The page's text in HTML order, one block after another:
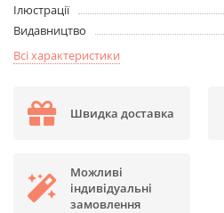
Ілюстрації
Видавництво
Всі характеристики
Швидка доставка
Можливі
індивідуальні
замовлення